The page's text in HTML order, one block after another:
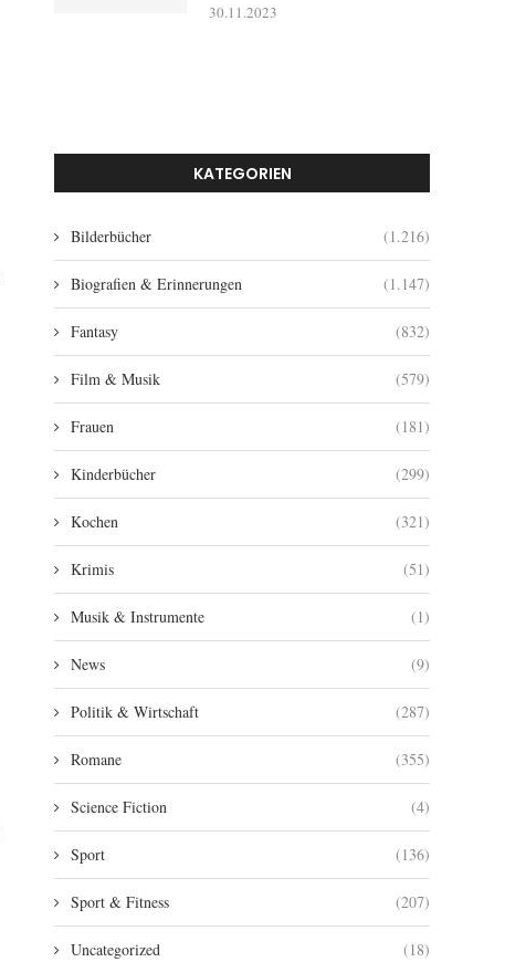
30.11.2023
KATEGORIEN
Bilderbücher (1.216)
Biografien & Erinnerungen (1.147)
Fantasy (832)
Film & Musik (579)
Frauen (181)
Kinderbücher (299)
Kochen (321)
Krimis (51)
Musik & Instrumente (1)
News (9)
Politik & Wirtschaft (287)
Romane (355)
Science Fiction (4)
Sport (136)
Sport & Fitness (207)
Uncategorized (18)